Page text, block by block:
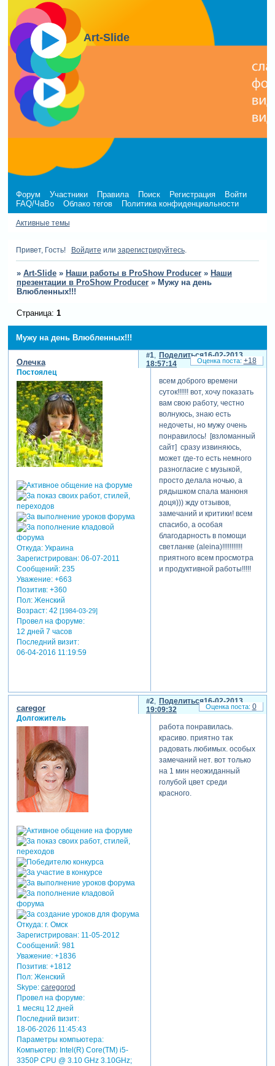
Art-Slide
Форум Участники Правила Поиск Регистрация
Войти
FAQ/ЧаВо
Облако тегов Политика конфиденциальности
Активные темы
Привет, Гость! Войдите или зарегистрируйтесь.
» Art-Slide » Наши работы в ProShow Producer » Наши
презентации в ProShow Producer » Мужу на день
Влюбленных!!!
Мужу на день Влюбленных!!!
Страница: 1
Поделиться
1
16-02-2013
18:57:14
Олечка
Постоялец
Откуда:Украина
Зарегистрирован: 06-07-2011
Сообщений:235
Уважение: +663
Позитив: +360
Пол:Женский
Возраст:42 [1984-03-29]
Провел на форуме:
12 дней 7 часов
Последний визит:
06-04-2016 11:19:59
всем доброго времени
суток!!!!!! вот, хочу показать
вам свою работу, честно
волнуюсь, знаю есть
недочеты, но мужу очень
понравилось! [взломанный
сайт] сразу извиняюсь,
может где-то есть немного
разногласие с музыкой,
просто делала ночью, а
рядышком спала манюня
доця))) жду отзывов,
замечаний и критики! всем
спасибо, а особая
благодарность в помощи
светланке (aleina)!!!!!!!!!!!
приятного всем просмотра
и продуктивной работы!!!!!
+18
Поделиться
2
16-02-2013
19:09:32
caregor
Долгожитель
Откуда:г. Омск
Зарегистрирован: 11-05-2012
Сообщений:981
Уважение: +1836
Позитив: +1812
Пол:Женский
Skype: caregorod
Провел на форуме:
1 месяц 12 дней
Последний визит:
18-06-2026 11:45:43
Параметры компьютера:
Компьютер: Intel(R) Core(TM) i5-
3350P CPU @ 3.10 GHz 3.10GHz;
работа понравилась.
красиво. приятно так
радовать любимых. особых
замечаний нет. вот только
на 1 мин неожиданный
голубой цвет среди
красного.
0